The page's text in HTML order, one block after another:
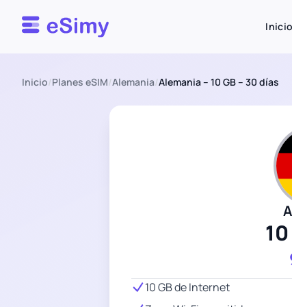
Esimy
Inicio/Planes eSIM/Alemania/Alemania – 10 GB – 30 días
10 GB de Internet